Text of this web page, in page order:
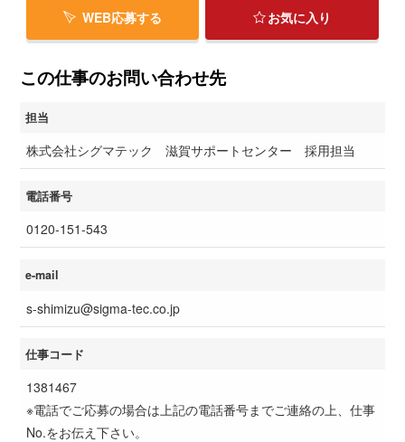
WEB応募する お気に入り
この仕事のお問い合わせ先
担当
株式会社シグマテック 滋賀サポートセンター 採用担当
電話番号
0120-151-543
e-mail
s-shimizu@sigma-tec.co.jp
仕事コード
1381467
※電話でご応募の場合は上記の電話番号までご連絡の上、仕事
No.をお伝え下さい。